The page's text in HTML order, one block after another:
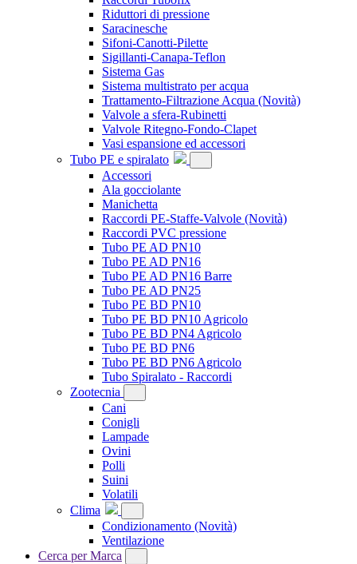
Riduttori di pressione
Saracinesche
Sifoni-Canotti-Pilette
Sigillanti-Canapa-Teflon
Sistema Gas
Sistema multistrato per acqua
Trattamento-Filtrazione Acqua (Novità)
Valvole a sfera-Rubinetti
Valvole Ritegno-Fondo-Clapet
Vasi espansione ed accessori
Tubo PE e spiralato
Accessori
Ala gocciolante
Manichetta
Raccordi PE-Staffe-Valvole (Novità)
Raccordi PVC pressione
Tubo PE AD PN10
Tubo PE AD PN16
Tubo PE AD PN16 Barre
Tubo PE AD PN25
Tubo PE BD PN10
Tubo PE BD PN10 Agricolo
Tubo PE BD PN4 Agricolo
Tubo PE BD PN6
Tubo PE BD PN6 Agricolo
Tubo Spiralato - Raccordi
Zootecnia
Cani
Conigli
Lampade
Ovini
Polli
Suini
Volatili
Clima
Condizionamento (Novità)
Ventilazione
Cerca per Marca